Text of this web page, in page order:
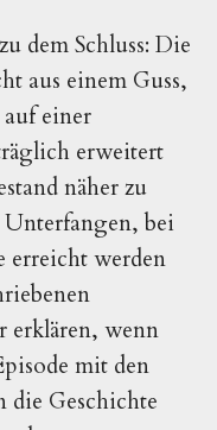
dem Schluss: Die
aus einem Guss,
einer
erweitert
näher zu
bei
erreicht werden
erklären, wenn
mit den
die Geschichte